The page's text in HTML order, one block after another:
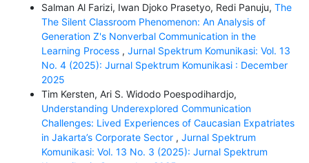
Salman Al Farizi, Iwan Djoko Prasetyo, Redi Panuju, The
The Silent Classroom Phenomenon: An Analysis of
Generation Z's Nonverbal Communication in the
Learning Process , Jurnal Spektrum Komunikasi: Vol. 13
No. 4 (2025): Jurnal Spektrum Komunikasi : December
2025
Tim Kersten, Ari S. Widodo Poespodihardjo,
Understanding Underexplored Communication
Challenges: Lived Experiences of Caucasian Expatriates
in Jakarta’s Corporate Sector , Jurnal Spektrum
Komunikasi: Vol. 13 No. 3 (2025): Jurnal Spektrum